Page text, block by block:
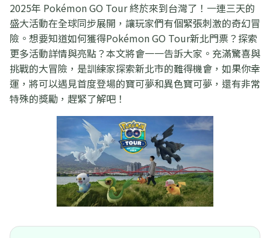
2025年 Pokémon GO Tour 終於來到台灣了！一連三天的
盛大活動在全球同步展開，讓玩家們有個緊張刺激的奇幻冒
險。想要知道如何獲得Pokémon GO Tour新北門票？探索
更多活動詳情與亮點？本文將會一一告訴大家。充滿驚喜與
挑戰的大冒險，是訓練家探索新北市的難得機會，如果你幸
運，將可以遇見首度登場的寶可夢和異色寶可夢，還有非常
特殊的獎勵，趕緊了解吧！